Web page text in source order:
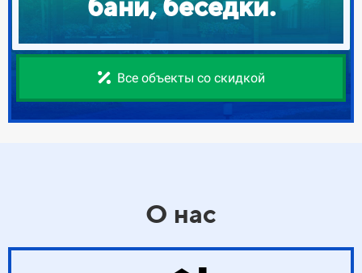
Все объекты со скидкой
О нас